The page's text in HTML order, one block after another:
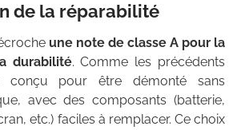
de la réparabilité
une note de classe A pour la
durabilité. Comme les précédents
conçu pour être démonté sans
avec des composants (batterie,
etc.) faciles à remplacer. Ce choix